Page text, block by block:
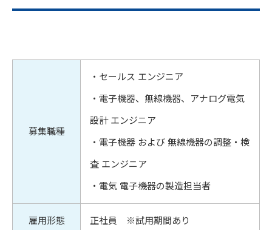
募集職種
・セールス エンジニア
・電子機器、無線機器、アナログ電気
設計 エンジニア
・電子機器 および 無線機器の調整・検
査 エンジニア
・電気 電子機器の製造担当者
雇用形態 正社員 ※試用期間あり